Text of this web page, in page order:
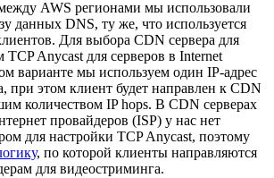
AWS регионами мы использовали
данных DNS, ту же, что используется
Для выбора CDN сервера для
TCP Anycast для серверов в Internet
варианте мы используем один IP-адрес
при этом клиент будет направлен к CDN
количеством IP hops. В CDN серверах
провайдеров (ISP) у нас нет
для настройки TCP Anycast, поэтому
, по которой клиенты направляются
для видеостриминга.